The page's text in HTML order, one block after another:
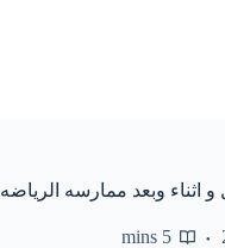
و اثناء وبعد ممارسه الرياضه
5 mins